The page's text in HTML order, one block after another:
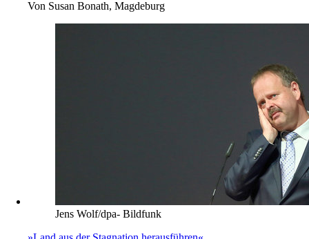
Von Susan Bonath, Magdeburg
Jens Wolf/dpa- Bildfunk